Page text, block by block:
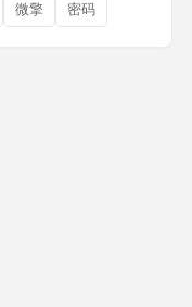
微擎 密码